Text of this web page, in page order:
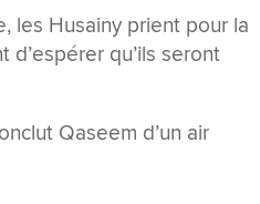
les Husainy prient pour la
qu’ils seront
Qaseem d’un air